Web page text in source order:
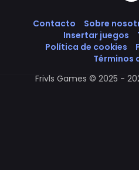
Contacto Sobre
Insertar juegos
Política de cookies
Términos
Frivls Games © 2025 -